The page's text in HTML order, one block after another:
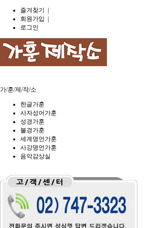
즐겨찾기
회원가입
로그인
가/훈/제/작/소
한글가훈
사자성어가훈
성경가훈
불경가훈
세계명언가훈
사강명언가훈
음악감상실